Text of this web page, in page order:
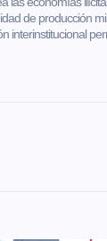
de producción
interinstitucional